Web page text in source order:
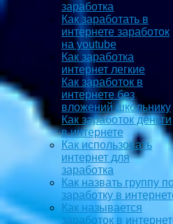
заработка
Как заработать в
интернете заработок
на youtube
Как заработка
интернет легкие
Как заработок в
интернете без
вложений школьнику
Как заработок деньги
в интернете
Как использовать
интернет для
заработка
Как назвать группу
заработку в
Как называется
заработок в